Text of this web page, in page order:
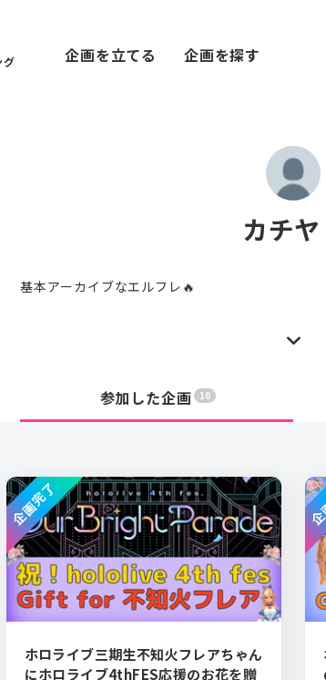
グ
企画を立てる 企画を探す
カチヤ
基本アーカイブなエルフレ🔥
参加した企画 10
ホロライブ三期生不知火フレアちゃん
にホロライブ4thFES応援のお花を贈
企画完了